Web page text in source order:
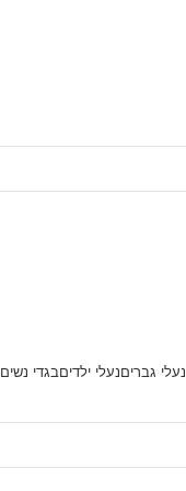
נעלי גבריםנעלי ילדיםבגדי נשים